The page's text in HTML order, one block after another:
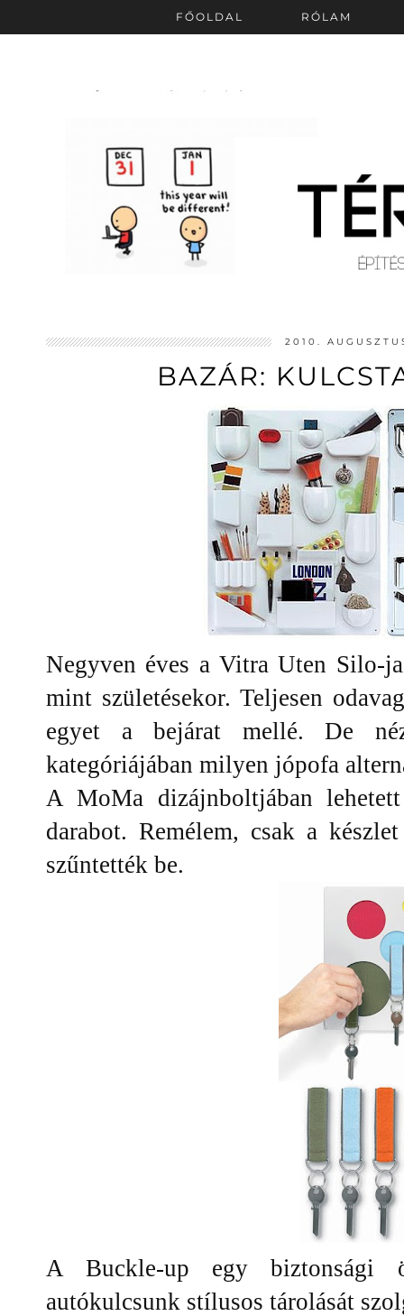
FŐOLDAL RÓLAM
2010.
BAZÁR:
Negyven éves a Vitra Uten Silo-
mint születésekor. Teljesen
egyet a bejárat mellé. De
kategóriájában milyen jópofa
A MoMa dizájnboltjában
darabot. Remélem, csak a
szűntették be.
A Buckle-up egy biztonsági
autókulcsunk stílusos tárolását